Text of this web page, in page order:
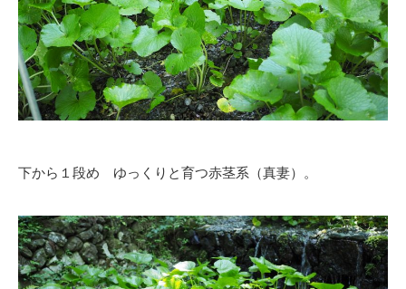
下から１段め ゆっくりと育つ赤茎系（真妻）。